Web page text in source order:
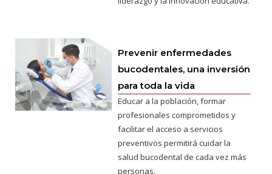
Prevenir enfermedades
bucodentales, una inversión
para toda la vida
Educar a la población, formar
profesionales comprometidos y
facilitar el acceso a servicios
preventivos permitirá cuidar la
salud bucodental de cada vez más
personas.